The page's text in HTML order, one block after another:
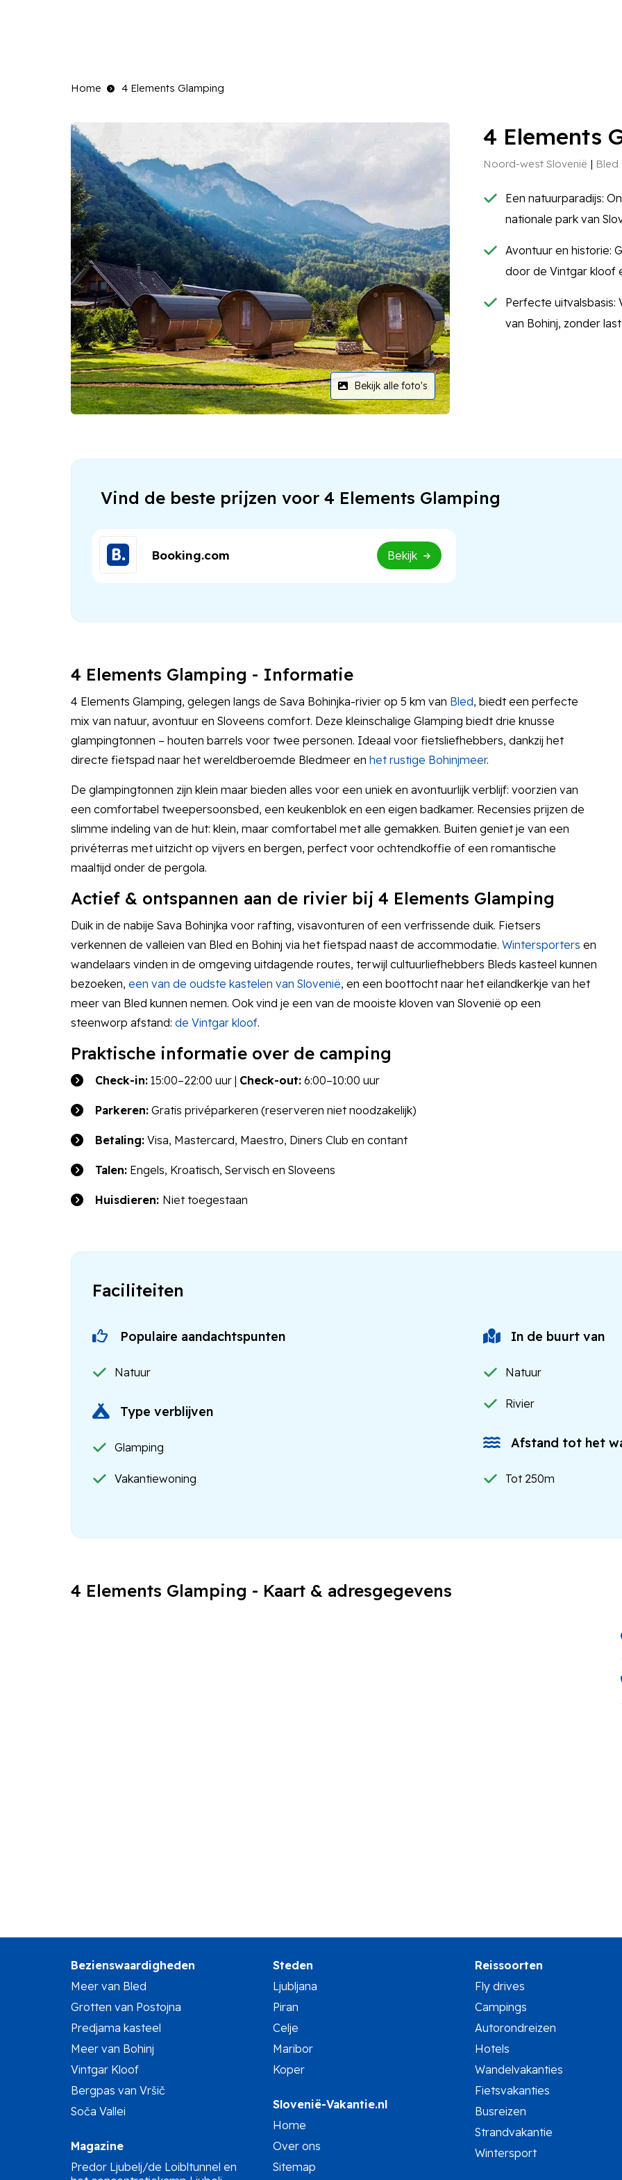
Home 4 Elements Glamping
Bekijk alle foto's
4 Elements
Noord-west Slovenië Bled
Een natuurparadijs:
nationale park van
Avontuur en historie:
door de Vintgar kloof
Perfecte uitvalsbasis:
van Bohinj, zonder
Vind de beste prijzen voor 4 Elements Glamping
Booking.com Bekijk
4 Elements Glamping - Informatie
4 Elements Glamping, gelegen langs de Sava Bohinjka-rivier op 5 km van Bled, biedt een perfecte
mix van natuur, avontuur en Sloveens comfort. Deze kleinschalige Glamping biedt drie knusse
glampingtonnen – houten barrels voor twee personen. Ideaal voor fietsliefhebbers, dankzij het
directe fietspad naar het wereldberoemde Bledmeer en het rustige Bohinjmeer.
De glampingtonnen zijn klein maar bieden alles voor een uniek en avontuurlijk verblijf: voorzien van
een comfortabel tweepersoonsbed, een keukenblok en een eigen badkamer. Recensies prijzen de
slimme indeling van de hut: klein, maar comfortabel met alle gemakken. Buiten geniet je van een
privéterras met uitzicht op vijvers en bergen, perfect voor ochtendkoffie of een romantische
maaltijd onder de pergola.
Actief & ontspannen aan de rivier bij 4 Elements Glamping
Duik in de nabije Sava Bohinjka voor rafting, visavonturen of een verfrissende duik. Fietsers
verkennen de valleien van Bled en Bohinj via het fietspad naast de accommodatie. Wintersporters en
wandelaars vinden in de omgeving uitdagende routes, terwijl cultuurliefhebbers Bleds kasteel kunnen
bezoeken, een van de oudste kastelen van Slovenië, en een boottocht naar het eilandkerkje van het
meer van Bled kunnen nemen. Ook vind je een van de mooiste kloven van Slovenië op een
steenworp afstand: de Vintgar kloof.
Praktische informatie over de camping
Check-in: 15:00–22:00 uur | Check-out: 6:00–10:00 uur
Parkeren: Gratis privéparkeren (reserveren niet noodzakelijk)
Betaling: Visa, Mastercard, Maestro, Diners Club en contant
Talen: Engels, Kroatisch, Servisch en Sloveens
Huisdieren: Niet toegestaan
Faciliteiten
Populaire aandachtspunten
Natuur
Type verblijven
Glamping
Vakantiewoning
In de buurt van
Natuur
Rivier
Afstand tot het
Tot 250m
4 Elements Glamping - Kaart & adresgegevens
Bezienswaardigheden
Meer van Bled
Grotten van Postojna
Predjama kasteel
Meer van Bohinj
Vintgar Kloof
Bergpas van Vršič
Soča Vallei
Magazine
Predor Ljubelj/de Loibltunnel en
Steden
Ljubljana
Piran
Celje
Maribor
Koper
Slovenië-Vakantie.nl
Home
Over ons
Sitemap
Reissoorten
Fly drives
Campings
Autorondreizen
Hotels
Wandelvakanties
Fietsvakanties
Busreizen
Strandvakantie
Wintersport